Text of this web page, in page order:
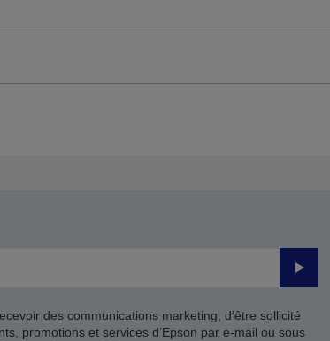
Valider
des communications marketing, d’être sollicité
promotions et services d’Epson par e-mail ou sous